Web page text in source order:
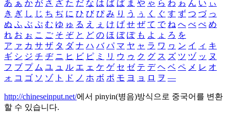
あ ぁ か が さ ざ た だ な は ば ぱ ま や ゃ ら わ ゎ ん い ぃ
き ぎ し じ ち ぢ に ひ び ぴ み り う ぅ く ぐ す ず つ づ っ
ぬ ふ ぶ ぷ む ゆ ゅ る え ぇ け げ せ ぜ て で ね へ べ ぺ め
れ お ぉ こ ご そ ぞ と ど の ほ ぼ ぽ も よ ょ ろ を
ア ァ カ サ ザ タ ダ ナ ハ バ パ マ ヤ ャ ラ ワ ヮ ン イ ィ キ
ギ シ ジ チ ヂ ニ ヒ ビ ピ ミ リ ウ ゥ ク グ ス ズ ツ ヅ ッ ヌ
フ ブ プ ム ユ ュ ル エ ェ ケ ゲ セ ゼ テ デ ヘ ベ ペ メ レ オ
ォ コ ゴ ソ ゾ ト ド ノ ホ ボ ポ モ ヨ ョ ロ ヲ ―
http://chineseinput.net/에서 pinyin(병음)방식으로 중국어를 변환
할 수 있습니다.